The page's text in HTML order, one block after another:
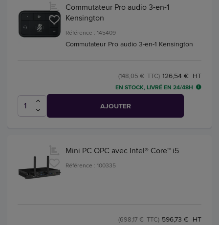
Commutateur Pro audio 3-en-1
Kensington
Référence : 145409
Commutateur Pro audio 3-en-1 Kensington
126,54 € HT
(148,05 € TTC)
EN STOCK, LIVRÉ EN 24/48H
AJOUTER
Mini PC OPC avec Intel® Core™ i5
Référence : 100335
596,73 € HT
(698,17 € TTC)